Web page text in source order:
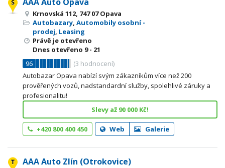
Krnovská 112, 747 07 Opava
Autobazary, Automobily osobní -
prodej, Leasing
Právě je otevřeno
Dnes otevřeno 9 - 21
96
(3 hodnocení)
Autobazar Opava nabízí svým zákazníkům více než 200
prověřených vozů, nadstandardní služby, spolehlivé záruky a
profesionalitu!
Slevy až 90 000 Kč!
+420 800 400 450 Web Galerie
AAA Auto Zlín (Otrokovice)